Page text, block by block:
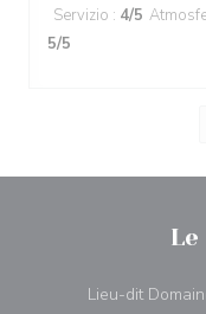
Servizio : 4/5
5/5
Le
Lieu-dit